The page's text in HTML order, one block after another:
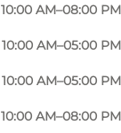
10:00 AM–08:00 PM
10:00 AM–05:00 PM
10:00 AM–05:00 PM
10:00 AM–08:00 PM